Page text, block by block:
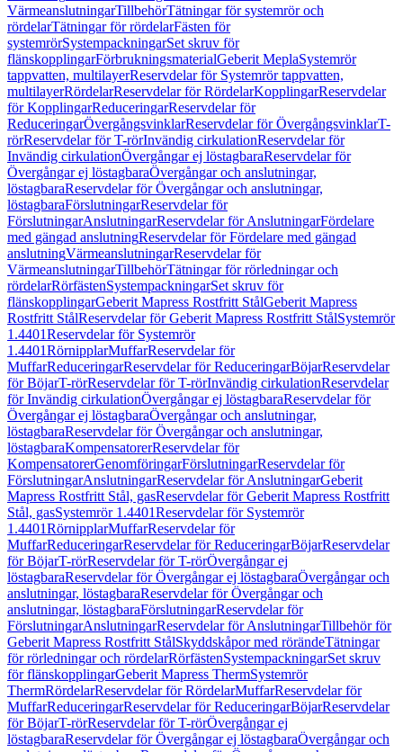
VärmeanslutningarTillbehörTätningar för systemrör och
rördelarTätningar för rördelarFästen för
systemrörSystempackningarSet skruv för
flänskopplingarFörbrukningsmaterialGeberit MeplaSystemrör
tappvatten, multilayerReservdelar för Systemrör tappvatten,
multilayerRördelarReservdelar för RördelarKopplingarReservdelar
för KopplingarReduceringarReservdelar för
ReduceringarÖvergångsvinklarReservdelar för ÖvergångsvinklarT-
rörReservdelar för T-rörInvändig cirkulationReservdelar för
Invändig cirkulationÖvergångar ej löstagbaraReservdelar för
Övergångar ej löstagbaraÖvergångar och anslutningar,
löstagbaraReservdelar för Övergångar och anslutningar,
löstagbaraFörslutningarReservdelar för
FörslutningarAnslutningarReservdelar för AnslutningarFördelare
med gängad anslutningReservdelar för Fördelare med gängad
anslutningVärmeanslutningarReservdelar för
VärmeanslutningarTillbehörTätningar för rörledningar och
rördelarRörfästenSystempackningarSet skruv för
flänskopplingarGeberit Mapress Rostfritt StålGeberit Mapress
Rostfritt StålReservdelar för Geberit Mapress Rostfritt StålSystemrör
1.4401Reservdelar för Systemrör
1.4401RörnipplarMuffarReservdelar för
MuffarReduceringarReservdelar för ReduceringarBöjarReservdelar
för BöjarT-rörReservdelar för T-rörInvändig cirkulationReservdelar
för Invändig cirkulationÖvergångar ej löstagbaraReservdelar för
Övergångar ej löstagbaraÖvergångar och anslutningar,
löstagbaraReservdelar för Övergångar och anslutningar,
löstagbaraKompensatorerReservdelar för
KompensatorerGenomföringarFörslutningarReservdelar för
FörslutningarAnslutningarReservdelar för AnslutningarGeberit
Mapress Rostfritt Stål, gasReservdelar för Geberit Mapress Rostfritt
Stål, gasSystemrör 1.4401Reservdelar för Systemrör
1.4401RörnipplarMuffarReservdelar för
MuffarReduceringarReservdelar för ReduceringarBöjarReservdelar
för BöjarT-rörReservdelar för T-rörÖvergångar ej
löstagbaraReservdelar för Övergångar ej löstagbaraÖvergångar och
anslutningar, löstagbaraReservdelar för Övergångar och
anslutningar, löstagbaraFörslutningarReservdelar för
FörslutningarAnslutningarReservdelar för AnslutningarTillbehör för
Geberit Mapress Rostfritt StålSkyddskåpor med rörändeTätningar
för rörledningar och rördelarRörfästenSystempackningarSet skruv
för flänskopplingarGeberit Mapress ThermSystemrör
ThermRördelarReservdelar för RördelarMuffarReservdelar för
MuffarReduceringarReservdelar för ReduceringarBöjarReservdelar
för BöjarT-rörReservdelar för T-rörÖvergångar ej
löstagbaraReservdelar för Övergångar ej löstagbaraÖvergångar och